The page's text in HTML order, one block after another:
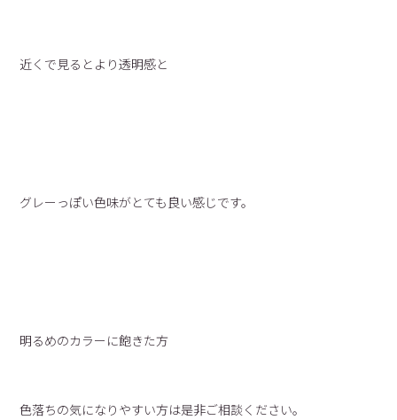
近くで見るとより透明感と
グレーっぽい色味がとても良い感じです。
明るめのカラーに飽きた方
色落ちの気になりやすい方は是非ご相談ください。